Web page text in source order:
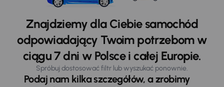
Znajdziemy dla Ciebie samochód
odpowiadający Twoim potrzebom w
ciągu 7 dni w Polsce i całej Europie.
Spróbuj dostosować filtr lub wyszukać ponownie.
Podaj nam kilka szczegółów, a zrobimy